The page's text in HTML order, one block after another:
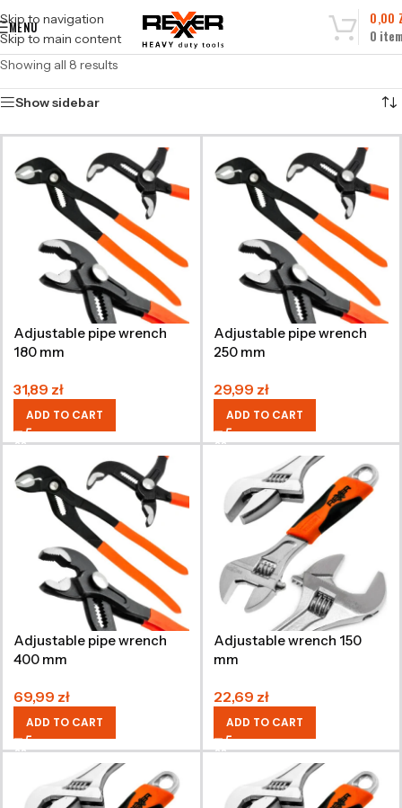
Skip to navigation
Skip to main content
MENU
0
0,00
Showing all 8 results
Show sidebar
Adjustable pipe wrench
180 mm
31,89 zł
ADD TO CART
Adjustable pipe wrench
250 mm
29,99 zł
ADD TO CART
Adjustable pipe wrench
400 mm
69,99 zł
ADD TO CART
Adjustable wrench 150
mm
22,69 zł
ADD TO CART